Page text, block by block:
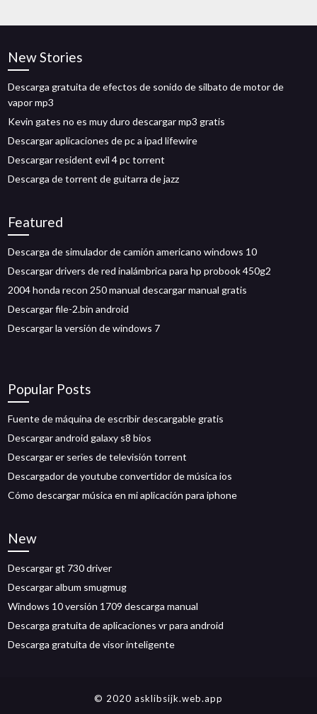
New Stories
Descarga gratuita de efectos de sonido de silbato de motor de
vapor mp3
Kevin gates no es muy duro descargar mp3 gratis
Descargar aplicaciones de pc a ipad lifewire
Descargar resident evil 4 pc torrent
Descarga de torrent de guitarra de jazz
Featured
Descarga de simulador de camión americano windows 10
Descargar drivers de red inalámbrica para hp probook 450g2
2004 honda recon 250 manual descargar manual gratis
Descargar file-2.bin android
Descargar la versión de windows 7
Popular Posts
Fuente de máquina de escribir descargable gratis
Descargar android galaxy s8 bios
Descargar er series de televisión torrent
Descargador de youtube convertidor de música ios
Cómo descargar música en mi aplicación para iphone
New
Descargar gt 730 driver
Descargar album smugmug
Windows 10 versión 1709 descarga manual
Descarga gratuita de aplicaciones vr para android
Descarga gratuita de visor inteligente
© 2020 asklibsijk.web.app